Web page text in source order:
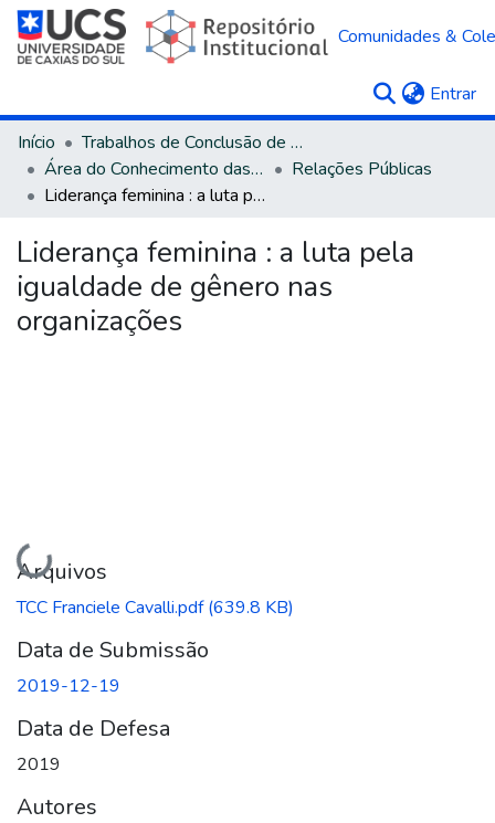
Comunidades &
Entrar
Início
Trabalhos de Conclusão de Curso
Área do Conhecimento das Ciências Sociais Aplicadas
Relações Públicas
Liderança feminina : a luta pela igualdade de gênero nas organizações
Liderança feminina : a luta pela
igualdade de gênero nas
organizações
Carregando...
Arquivos
TCC Franciele Cavalli.pdf(639.8 KB)
Data de Submissão
2019-12-19
Data de Defesa
2019
Autores